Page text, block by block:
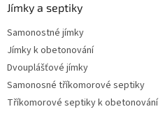
Jímky a septiky
Samonostné jímky
Jímky k obetonování
Dvouplášťové jímky
Samonosné tříkomorové septiky
Tříkomorové septiky k obetonování